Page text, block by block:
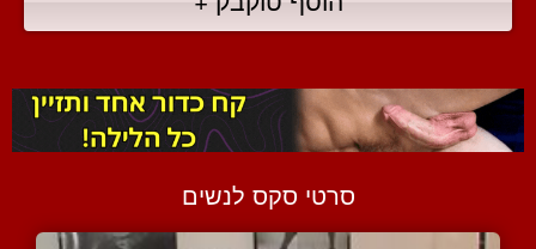
סרטי סקס לנשים